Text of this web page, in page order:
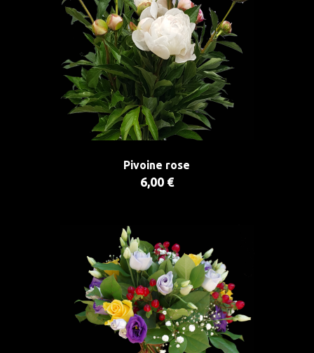
Pivoine rose
6,00 €